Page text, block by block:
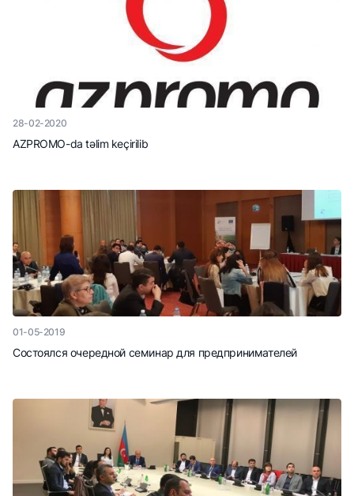
28-02-2020
AZPROMO-da təlim keçirilib
01-05-2019
Состоялся очередной семинар для предпринимателей